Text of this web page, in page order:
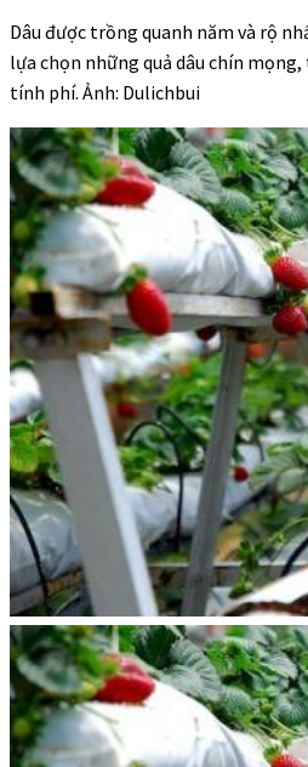
Dâu được trồng quanh năm và rộ
lựa chọn những quả dâu chín
tính phí. Ảnh: Dulichbui